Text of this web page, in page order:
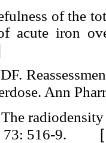
of the
acute iron
Ann
radiodensity
516-9.